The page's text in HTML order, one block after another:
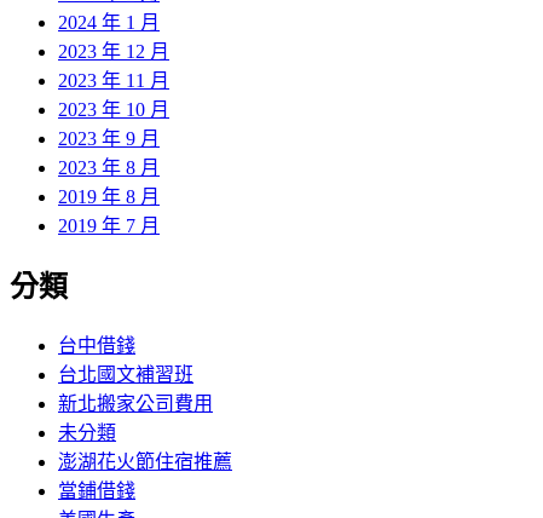
2024 年 1 月
2023 年 12 月
2023 年 11 月
2023 年 10 月
2023 年 9 月
2023 年 8 月
2019 年 8 月
2019 年 7 月
分類
台中借錢
台北國文補習班
新北搬家公司費用
未分類
澎湖花火節住宿推薦
當鋪借錢